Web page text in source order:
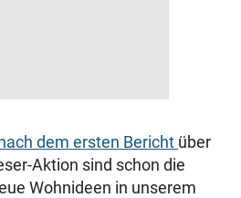
dem ersten Bericht über
Aktion sind schon die
Wohnideen in unserem